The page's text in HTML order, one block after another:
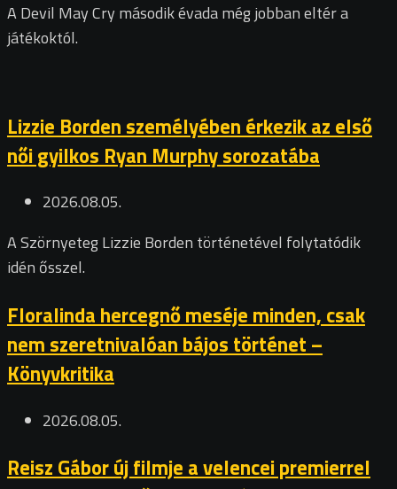
A Devil May Cry második évada még jobban eltér a
játékoktól.
Lizzie Borden személyében érkezik az első
női gyilkos Ryan Murphy sorozatába
2026.08.05.
A Szörnyeteg Lizzie Borden történetével folytatódik
idén ősszel.
Floralinda hercegnő meséje minden, csak
nem szeretnivalóan bájos történet –
Könyvkritika
2026.08.05.
Reisz Gábor új filmje a velencei premierrel